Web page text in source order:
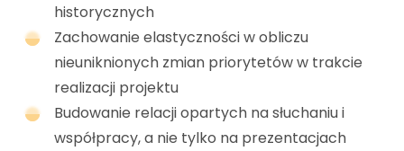
historycznych
Zachowanie elastyczności w obliczu
nieuniknionych zmian priorytetów w trakcie
realizacji projektu
Budowanie relacji opartych na słuchaniu i
współpracy, a nie tylko na prezentacjach